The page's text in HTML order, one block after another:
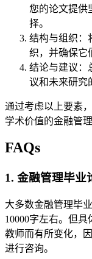
您的论文提供
择。
结构与组织：
织，并确保它
结论与建议：
议和未来研究
通过考虑以上要素
学术价值的金融管
FAQs
1. 金融管理毕业
大多数金融管理毕
10000字左右。但
教师而有所变化，
进行咨询。